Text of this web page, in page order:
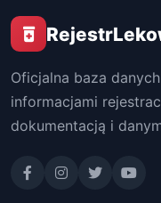
Oficjalna baza
informacjami
dokumentacją i